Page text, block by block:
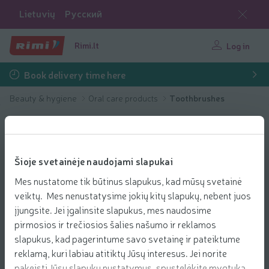
Šioje svetainėje naudojami slapukai
Mes nustatome tik būtinus slapukus, kad mūsų svetainė
veiktų. Mes nenustatysime jokių kitų slapukų, nebent juos
įjungsite. Jei įgalinsite slapukus, mes naudosime
pirmosios ir trečiosios šalies našumo ir reklamos
slapukus, kad pagerintume savo svetainę ir pateiktume
reklamą, kuri labiau atitiktų Jūsų interesus. Jei norite
Lietuvių Русский
Rimi.lt Log in
Book delivery time here
Beauty & hygiene Oral care products Toothbrushes